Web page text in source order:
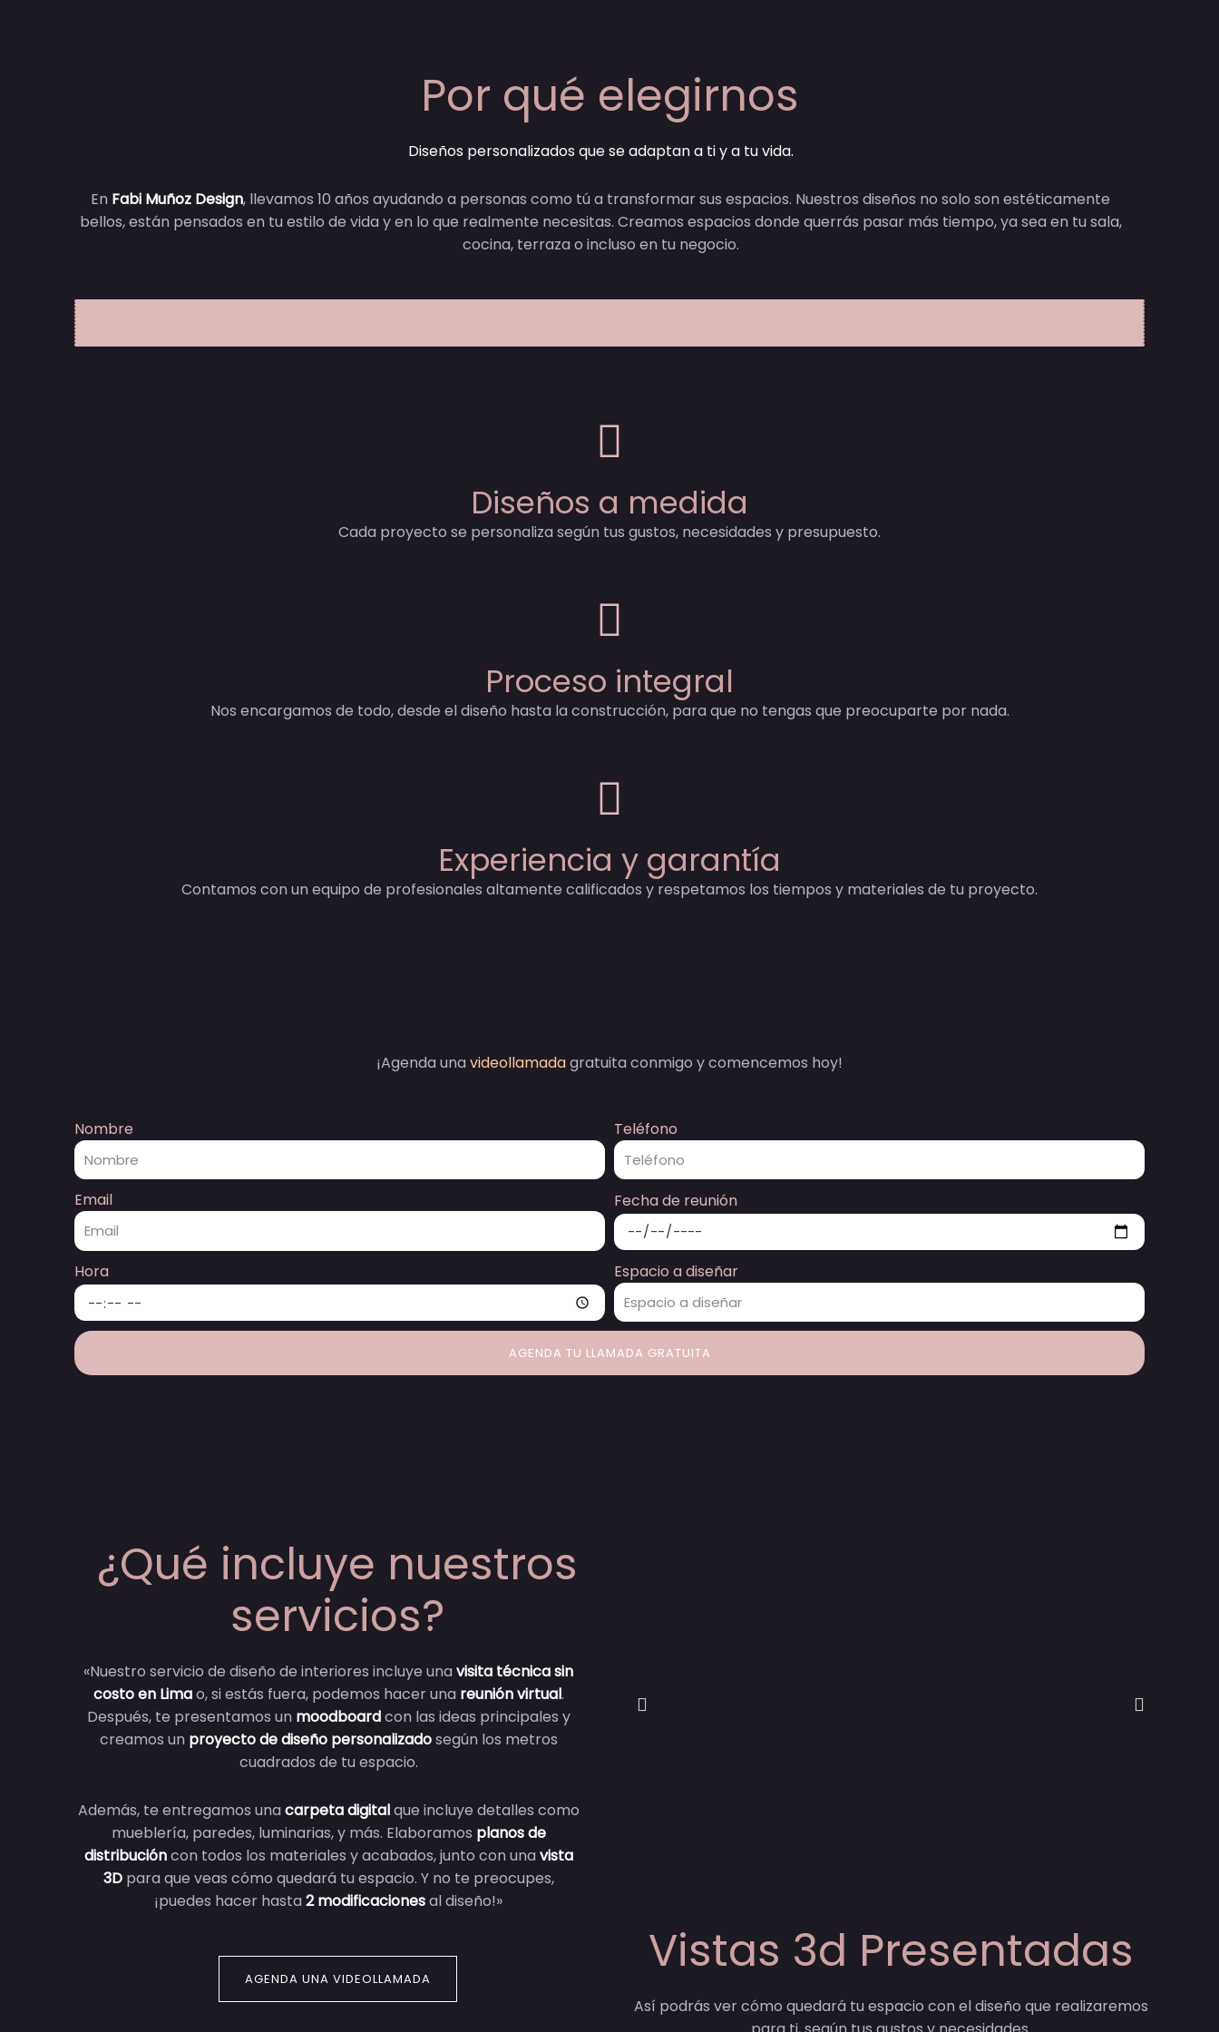
Por qué elegirnos
Diseños personalizados que se adaptan a ti y a tu vida.
En Fabi Muñoz Design, llevamos 10 años ayudando a personas como tú a transformar sus espacios. Nuestros diseños no solo son estéticamente
bellos, están pensados en tu estilo de vida y en lo que realmente necesitas. Creamos espacios donde querrás pasar más tiempo, ya sea en tu sala,
cocina, terraza o incluso en tu negocio.
Diseños a medida
Cada proyecto se personaliza según tus gustos, necesidades y presupuesto.
Proceso integral
Nos encargamos de todo, desde el diseño hasta la construcción, para que no tengas que preocuparte por nada.
Experiencia y garantía
Contamos con un equipo de profesionales altamente calificados y respetamos los tiempos y materiales de tu proyecto.
¡Agenda una videollamadagratuita conmigo y comencemos hoy!
Nombre Teléfono
Email Fecha de reunión
Hora Espacio a diseñar
AGENDA TU LLAMADA GRATUITA
¿Qué incluye nuestros
servicios?
«Nuestro servicio de diseño de interiores incluye una visita técnica sin
costo en Limao, si estás fuera, podemos hacer una reunión virtual.
Después, te presentamos un moodboardcon las ideas principales y
creamos un proyecto de diseño personalizadosegún los metros
cuadrados de tu espacio.
Además, te entregamos una carpeta digitalque incluye detalles como
mueblería, paredes, luminarias, y más. Elaboramos planos de
distribucióncon todos los materiales y acabados, junto con una vista
3Dpara que veas cómo quedará tu espacio. Y no te preocupes,
¡puedes hacer hasta 2 modificacionesal diseño!»
AGENDA UNA VIDEOLLAMADA Vistas 3d Presentadas
Así podrás ver cómo quedará tu espacio con el diseño que realizaremos